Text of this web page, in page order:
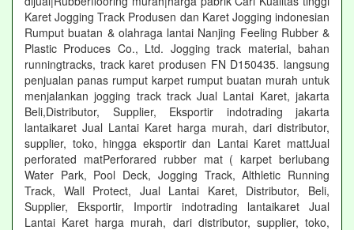
Karet Jogging Track Produsen dan Karet Jogging indonesian
Rumput buatan & olahraga lantai Nanjing Feeling Rubber &
Plastic Produces Co., Ltd. Jogging track material, bahan
runningtracks, track karet produsen FN D150435. langsung
penjualan panas rumput karpet rumput buatan murah untuk
menjalankan jogging track track Jual Lantai Karet, jakarta
Beli,Distributor, Supplier, Eksportir indotrading jakarta
lantaikaret Jual Lantai Karet harga murah, dari distributor,
supplier, toko, hingga eksportir dan Lantai Karet mattJual
perforated matPerforared rubber mat ( karpet berlubang
Water Park, Pool Deck, Jogging Track, Althletic Running
Track, Wall Protect, Jual Lantai Karet, Distributor, Beli,
Supplier, Eksportir, Importir indotrading lantaikaret Jual
Lantai Karet harga murah, dari distributor, supplier, toko,